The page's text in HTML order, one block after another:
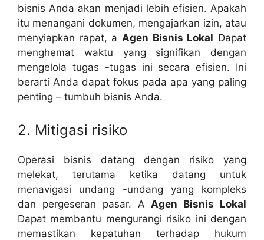
bisnis Anda akan menjadi lebih efisien. Apakah
itu menangani dokumen, mengajarkan izin, atau
menyiapkan rapat, a Agen Bisnis Lokal Dapat
menghemat waktu yang signifikan dengan
mengelola tugas -tugas ini secara efisien. Ini
berarti Anda dapat fokus pada apa yang paling
penting – tumbuh bisnis Anda.
2. Mitigasi risiko
Operasi bisnis datang dengan risiko yang
melekat, terutama ketika datang untuk
menavigasi undang -undang yang kompleks
dan pergeseran pasar. A Agen Bisnis Lokal
Dapat membantu mengurangi risiko ini dengan
memastikan kepatuhan terhadap hukum